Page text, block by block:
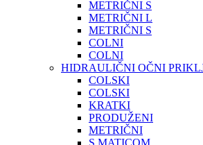
METRIČNI S
METRIČNI L
METRIČNI S
COLNI
COLNI
HIDRAULIČNI OČNI
COLSKI
COLSKI
KRATKI
PRODUŽENI
METRIČNI
S MATICOM